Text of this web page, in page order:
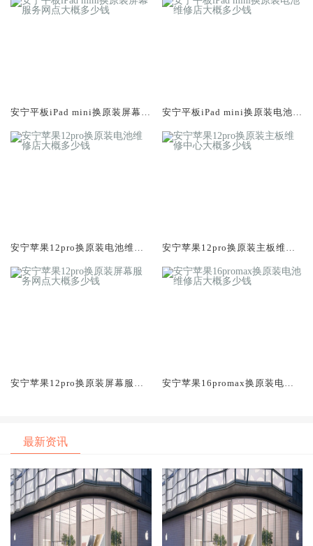
安宁平板iPad mini换原装屏幕服
安宁平板iPad mini换原装电池维
安宁苹果12pro换原装电池维修
安宁苹果12pro换原装主板维修
安宁苹果12pro换原装屏幕服务
安宁苹果16promax换原装电池
最新资讯